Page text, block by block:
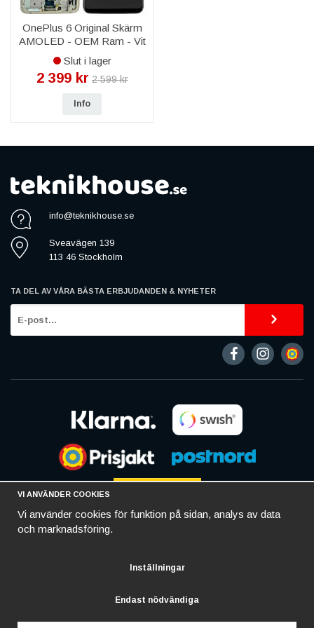
OnePlus 6 Original Skärm
AMOLED - OEM Ram - Vit
Slut i lager
2 399 kr 2 599 kr
Info
info@teknikhouse.se
Sveavägen 139
113 46 Stockholm
TA DEL AV VÅRA BÄSTA ERBJUDANDEN & NYHETER
VI ANVÄNDER COOKIES
Vi använder cookies för funktion på sidan, analys av data
och marknadsföring.
Inställningar
Endast nödvändiga